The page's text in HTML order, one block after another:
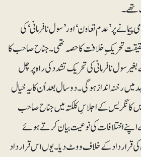
تھے۔
پیمانے پر ’عدم تعاون‘ اور ’سول نافرمانی‘ کی
تحریک ِ خلافت کا حصہ تھی۔ جناح صاحب کا
سول نافرمانی کی تحریک تشدد کی راہ پر چل
رخنہ انداز ہوگی۔ دوسال بعد اُن کا یہ خیال
ہوا۔ ستمبر۱۹۲۰ء میں کانگریس کے اجلاسِ کلکتہ میں جناح صاحب
اختلافات کی نوعیت بیان کرتے ہوئے
قرارداد کے خلاف ووٹ دیا۔ یوں اس قرارداد